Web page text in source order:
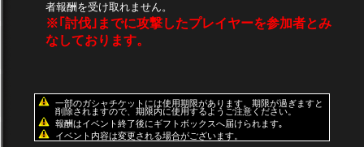
者報酬を受け取れません。
※｢討伐｣までに攻撃したプレイヤーを参加者とみ
なしております。
一部のガシャチケットには使用期限があります。期限が過ぎますと
削除されますので、期限内に使用するようご注意ください。
報酬はイベント終了後にギフトボックスへ届けられます｡
イベント内容は変更される場合がございます。